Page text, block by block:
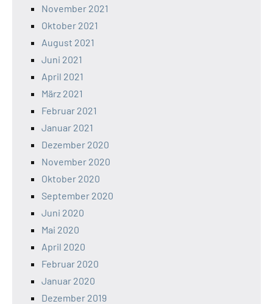
November 2021
Oktober 2021
August 2021
Juni 2021
April 2021
März 2021
Februar 2021
Januar 2021
Dezember 2020
November 2020
Oktober 2020
September 2020
Juni 2020
Mai 2020
April 2020
Februar 2020
Januar 2020
Dezember 2019